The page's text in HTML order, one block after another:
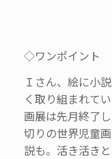
◇ワンポイント
Ｉさん、絵に小
く取り組まれて
画展は先月終了
切りの世界児童
説も。活き活き